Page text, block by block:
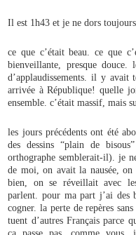
Il est 1h43 et je ne dors
ce que c’était beau. ce que
bienveillante, presque douce.
d’applaudissements. il y avait
arrivée à République! quelle
ensemble. c’était massif, mais
les jours précédents ont été
des dessins “plain de
orthographe semblerait-il). je
de moi, on avait la nausée,
bien, on se réveillait avec
parlent. pour ma part j’ai des
cogner. la perte de repères
tuent d’autres Français parce